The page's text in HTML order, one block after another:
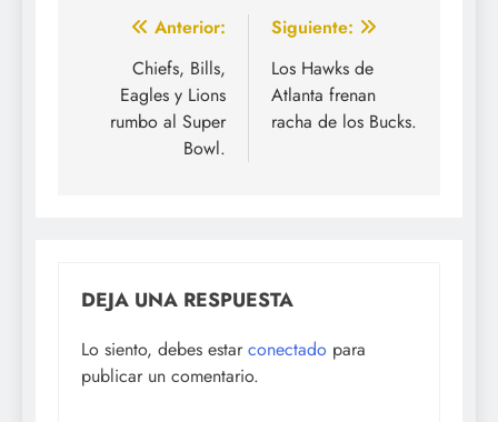
Navegación
entradas
Anterior:
Chiefs, Bills,
Eagles y Lions
rumbo al Super
Bowl.
Siguiente:
Los Hawks de
Atlanta frenan
racha de los Bucks.
DEJA UNA RESPUESTA
Lo siento, debes estar conectado para
publicar un comentario.